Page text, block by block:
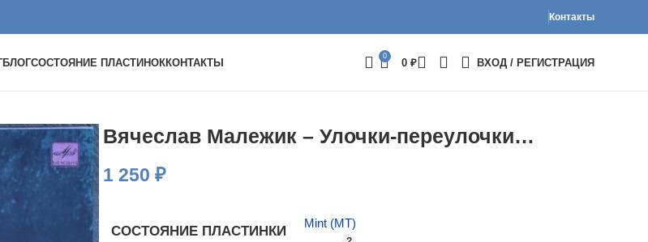
Контакты
БЛОГСОСТОЯНИЕ ПЛАСТИНОККОНТАКТЫ
0
0 ₽ ВХОД / РЕГИСТРАЦИЯ
Вячеслав Малежик – Улочки-переулочки…
1 250 ₽
СОСТОЯНИЕ ПЛАСТИНКИ
Mint (MT)